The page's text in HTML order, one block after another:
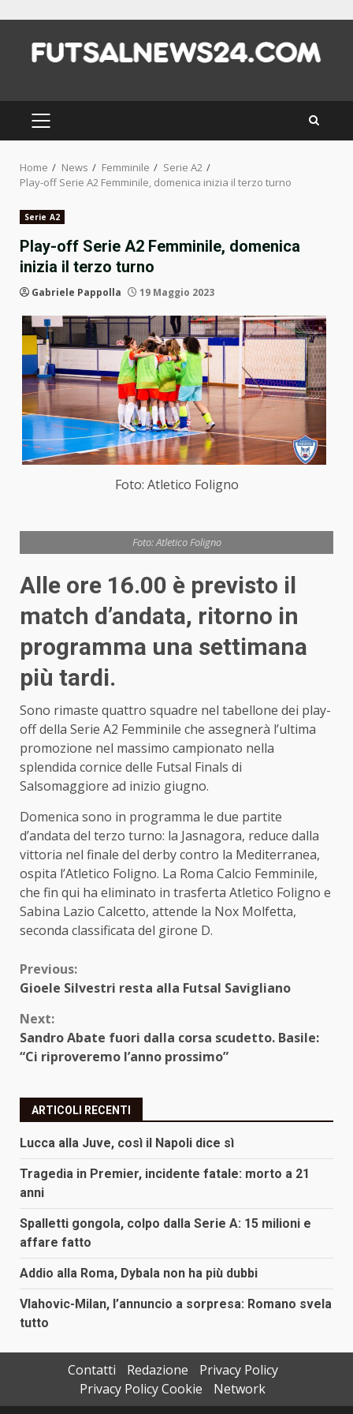
content
PRIMARY
MENU
Home News Femminile
Serie A2
Play-off Serie A2 Femminile, domenica inizia il terzo turno
Serie A2
Play-off Serie A2 Femminile, domenica
inizia il terzo turno
Gabriele Pappolla 19 Maggio 2023
Foto: Atletico Foligno
Foto: Atletico Foligno
Alle ore 16.00 è previsto il
match d’andata, ritorno in
programma una settimana
più tardi.
Sono rimaste quattro squadre nel tabellone dei play-
off della Serie A2 Femminile che assegnerà l’ultima
promozione nel massimo campionato nella
splendida cornice delle Futsal Finals di
Salsomaggiore ad inizio giugno.
Domenica sono in programma le due partite
d’andata del terzo turno: la Jasnagora, reduce dalla
vittoria nel finale del derby contro la Mediterranea,
ospita l’Atletico Foligno. La Roma Calcio Femminile,
che fin qui ha eliminato in trasferta Atletico Foligno e
Sabina Lazio Calcetto, attende la Nox Molfetta,
seconda classificata del girone D.
Continue
Previous:
Gioele Silvestri resta alla Futsal Savigliano
Next:
Sandro Abate fuori dalla corsa scudetto. Basile:
“Ci riproveremo l’anno prossimo”
ARTICOLI RECENTI
Lucca alla Juve, così il Napoli dice sì
Tragedia in Premier, incidente fatale: morto a 21
anni
Spalletti gongola, colpo dalla Serie A: 15 milioni e
affare fatto
Addio alla Roma, Dybala non ha più dubbi
Vlahovic-Milan, l’annuncio a sorpresa: Romano svela
tutto
Contatti Redazione
Privacy Policy
Privacy Policy Cookie
Network